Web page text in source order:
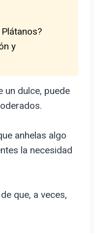
y
un dulce, puede
anhelas algo
la necesidad
que, a veces,